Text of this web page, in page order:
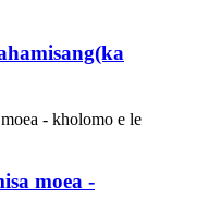
moea -